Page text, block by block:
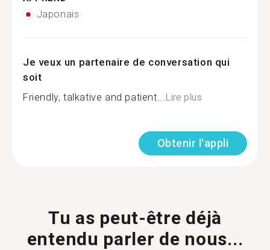
Japonais
Je veux un partenaire de conversation qui
soit
Friendly, talkative and patient...Lire plus
Obtenir l'appli
Tu as peut-être déjà
entendu parler de nous...